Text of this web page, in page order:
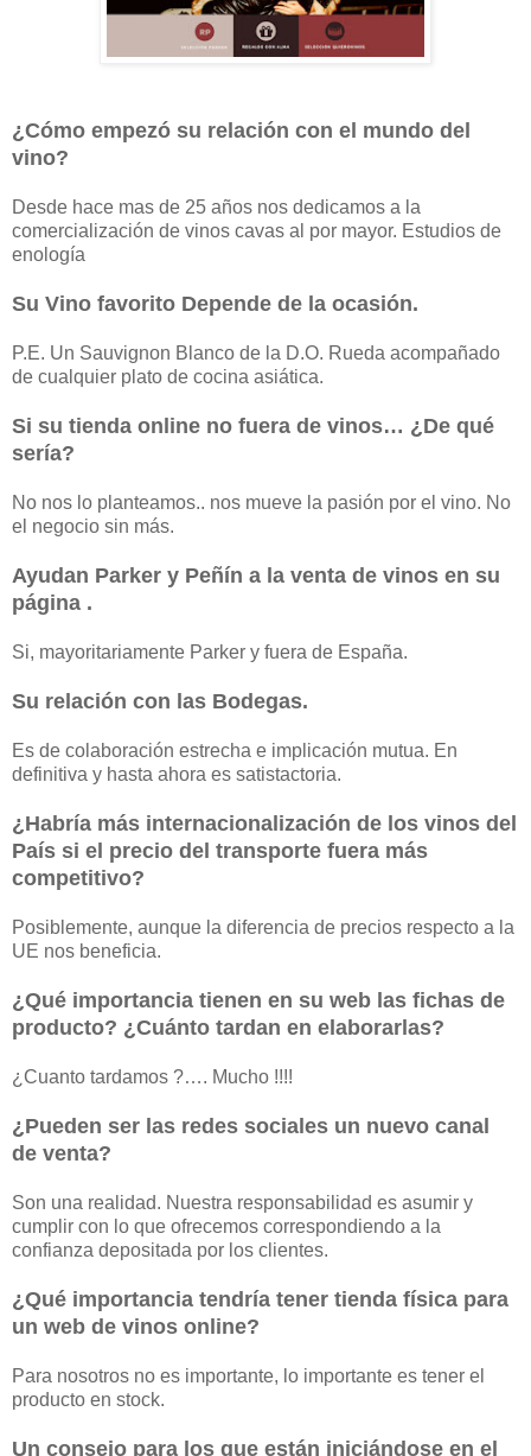
¿Cómo empezó su relación con el mundo del
vino?
Desde hace mas de 25 años nos dedicamos a la
comercialización de vinos cavas al por mayor. Estudios de
enología
Su Vino favorito Depende de la ocasión.
P.E. Un Sauvignon Blanco de la D.O. Rueda acompañado
de cualquier plato de cocina asiática.
Si su tienda online no fuera de vinos… ¿De qué
sería?
No nos lo planteamos.. nos mueve la pasión por el vino. No
el negocio sin más.
Ayudan Parker y Peñín a la venta de vinos en su
página .
Si, mayoritariamente Parker y fuera de España.
Su relación con las Bodegas.
Es de colaboración estrecha e implicación mutua. En
definitiva y hasta ahora es satistactoria.
¿Habría más internacionalización de los vinos del
País si el precio del transporte fuera más
competitivo?
Posiblemente, aunque la diferencia de precios respecto a la
UE nos beneficia.
¿Qué importancia tienen en su web las fichas de
producto? ¿Cuánto tardan en elaborarlas?
¿Cuanto tardamos ?…. Mucho !!!!
¿Pueden ser las redes sociales un nuevo canal
de venta?
Son una realidad. Nuestra responsabilidad es asumir y
cumplir con lo que ofrecemos correspondiendo a la
confianza depositada por los clientes.
¿Qué importancia tendría tener tienda física para
un web de vinos online?
Para nosotros no es importante, lo importante es tener el
producto en stock.
Un consejo para los que están iniciándose en el